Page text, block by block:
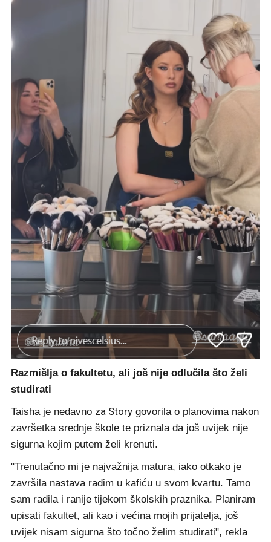
Screenshot: Instagram
Razmišlja o fakultetu, ali još nije odlučila što želi
studirati
Taisha je nedavno za Story govorila o planovima nakon
završetka srednje škole te priznala da još uvijek nije
sigurna kojim putem želi krenuti.
"Trenutačno mi je najvažnija matura, iako otkako je
završila nastava radim u kafiću u svom kvartu. Tamo
sam radila i ranije tijekom školskih praznika. Planiram
upisati fakultet, ali kao i većina mojih prijatelja, još
uvijek nisam sigurna što točno želim studirati", rekla